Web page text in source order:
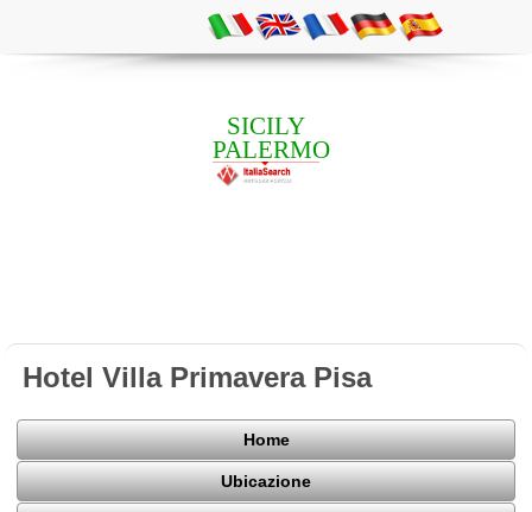
SICILY
PALERMO
Hotel Villa Primavera Pisa
Home
Ubicazione